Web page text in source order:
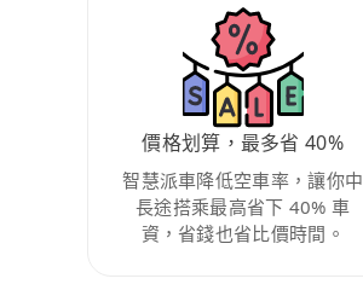
價格划算，最多省 40%
智慧派車降低空車率，讓你中
長途搭乘最高省下 40% 車
資，省錢也省比價時間。